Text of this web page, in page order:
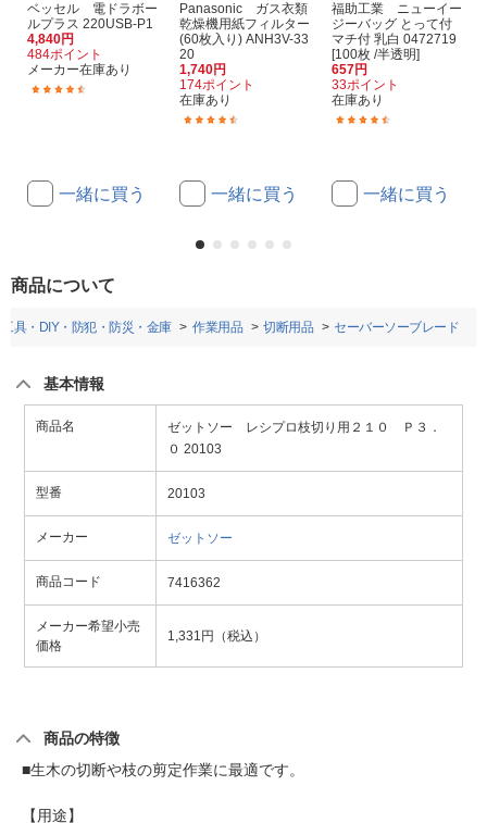
ベッセル 電ドラボー
ルプラス 220USB-P1
4,840円
484ポイント
メーカー在庫あり
一緒に買う
Panasonic ガス衣類
乾燥機用紙フィルター
(60枚入り) ANH3V-33
20
1,740円
174ポイント
在庫あり
一緒に買う
福助工業 ニューイー
ジーバッグ とって付
マチ付 乳白 0472719
[100枚 /半透明]
657円
33ポイント
在庫あり
一緒に買う
商品について
工具・DIY・防犯・防災・金庫 作業用品 切断用品 セーバーソーブレード
基本情報
商品名
ゼットソー レシプロ枝切り用２１０ Ｐ３．
０ 20103
型番 20103
メーカー ゼットソー
商品コード 7416362
メーカー希望小売
価格
1,331円（税込）
商品の特徴
■生木の切断や枝の剪定作業に最適です。
【用途】